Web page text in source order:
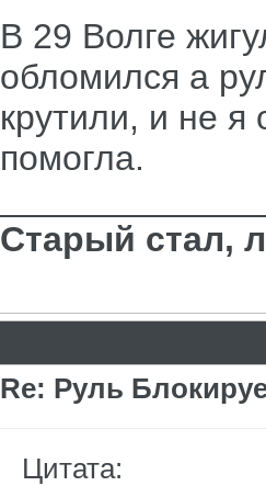
В 29 Волге
обломился а
крутили, и не
помогла.
Старый стал,
Re: Руль
Цитата: